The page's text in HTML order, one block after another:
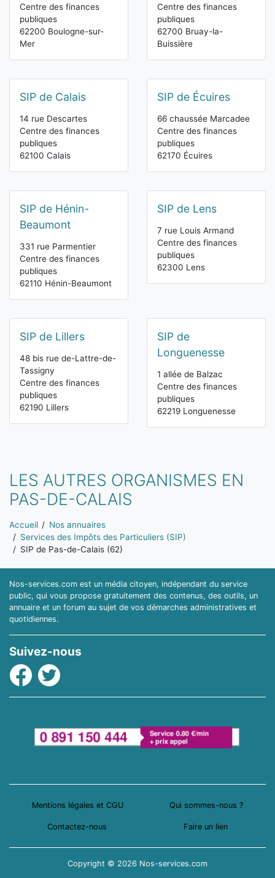
Centre des finances
publiques
62200 Boulogne-sur-
Mer
Centre des finances
publiques
62700 Bruay-la-
Buissière
SIP de Calais
14 rue Descartes
Centre des finances
publiques
62100 Calais
SIP de Écuires
66 chaussée Marcadee
Centre des finances
publiques
62170 Écuires
SIP de Hénin-
Beaumont
331 rue Parmentier
Centre des finances
publiques
62110 Hénin-Beaumont
SIP de Lens
7 rue Louis Armand
Centre des finances
publiques
62300 Lens
SIP de Lillers
48 bis rue de-Lattre-de-
Tassigny
Centre des finances
publiques
62190 Lillers
SIP de
Longuenesse
1 allée de Balzac
Centre des finances
publiques
62219 Longuenesse
LES AUTRES ORGANISMES EN
PAS-DE-CALAIS
Vous êtes ici:
Accueil
Nos annuaires
Services des Impôts des Particuliers (SIP)
SIP de Pas-de-Calais (62)
Nos-services.com est un média citoyen, indépendant du service
public, qui vous propose gratuitement des contenus, des outils, un
annuaire et un forum au sujet de vos démarches administratives et
quotidiennes.
Suivez-nous
Facebook
Twitter
Mentions légales et CGU Qui sommes-nous ?
Contactez-nous Faire un lien
Copyright © 2026 Nos-services.com